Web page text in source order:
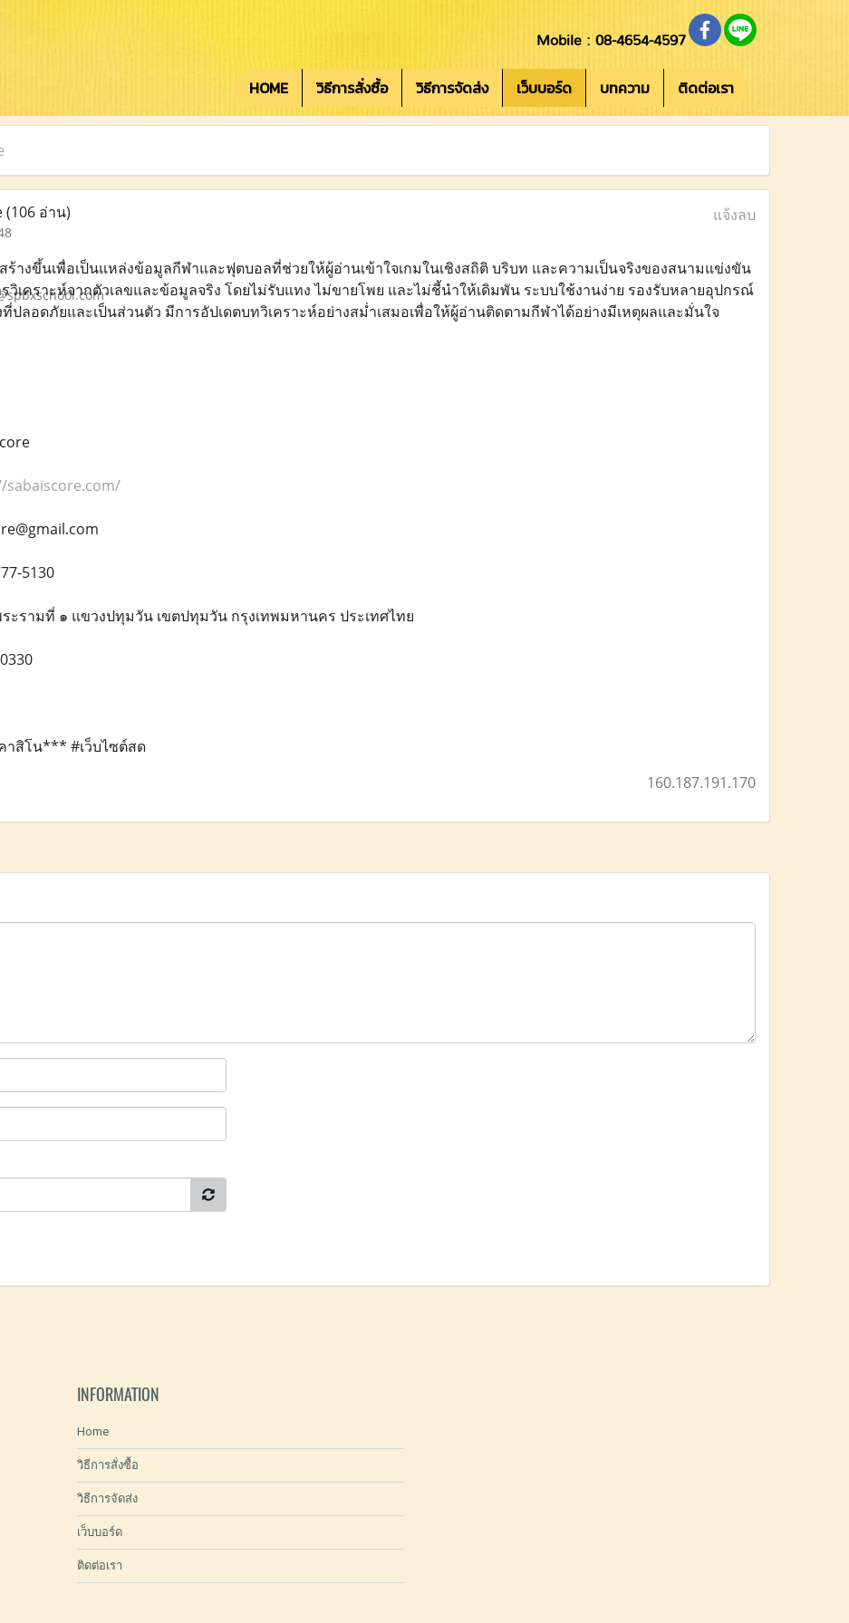
Mobile : 08-4654-4597
HOME วิธีการสั่งซื้อ วิธีการจัดส่ง เว็บบอร์ด บทความ ติดต่อเรา
(106 อ่าน) แจ้งลบ
ร้างขึ้นเพื่อเป็นแหล่งข้อมูลกีฬาและฟุตบอลที่ช่วยให้ผู้อ่านเข้าใจเกมในเชิงสถิติ บริบท และความเป็นจริงของสนามแข่งขัน
วิเคราะห์จากตัวเลขและข้อมูลจริง โดยไม่รับแทง ไม่ขายโพย และไม่ชี้นำให้เดิมพัน ระบบใช้งานง่าย รองรับหลายอุปกรณ์
ปลอดภัยและเป็นส่วนตัว มีการอัปเดตบทวิเคราะห์อย่างสม่ำเสมอเพื่อให้ผู้อ่านติดตามกีฬาได้อย่างมีเหตุผลและมั่นใจ
sabaiscore.com/
5130
ะรามที่ ๑ แขวงปทุมวัน เขตปทุมวัน กรุงเทพมหานคร ประเทศไทย
าสิโน*** #เว็บไซต์สด
160.187.191.170
INFORMATION
Home
วิธีการสั่งซื้อ
วิธีการจัดส่ง
เว็บบอร์ด
ติดต่อเรา